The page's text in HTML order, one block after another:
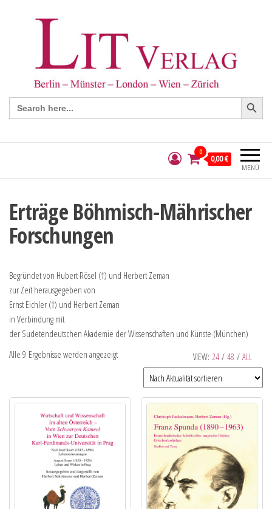
Search
for:
Search Button
MENÜ
0
0,00 €
Erträge Böhmisch-Mährischer
Forschungen
Begründet von Hubert Rösel (†) und Herbert Zeman
zur Zeit herausgegeben von
Ernst Eichler (†) und Herbert Zeman
in Verbindung mit
der Sudetendeutschen Akademie der Wissenschaften und Künste (München)
VIEW: 24 / 48 / ALL
Alle 9 Ergebnisse werden angezeigt